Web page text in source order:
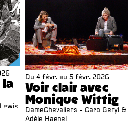
la
Du 4 févr. au 5 févr. 2026
Voir clair avec
Monique Wittig
DameChevaliers - Caro Geryl &
Adèle Haenel